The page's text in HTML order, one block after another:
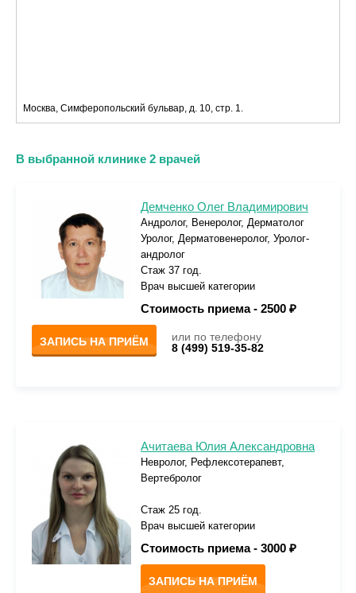
Москва, Симферопольский бульвар, д. 10, стр. 1.
В выбранной клинике 2 врачей
Демченко Олег Владимирович
Андролог, Венеролог, Дерматолог
Уролог, Дерматовенеролог, Уролог-
андролог
Стаж 37 год.
Врач высшей категории
Стоимость приема - 2500 ₽
ЗАПИСЬ НА ПРИЁМ
или по телефону
8 (499) 519-35-82
Ачитаева Юлия Александровна
Невролог, Рефлексотерапевт,
Вертебролог
Стаж 25 год.
Врач высшей категории
Стоимость приема - 3000 ₽
ЗАПИСЬ НА ПРИЁМ